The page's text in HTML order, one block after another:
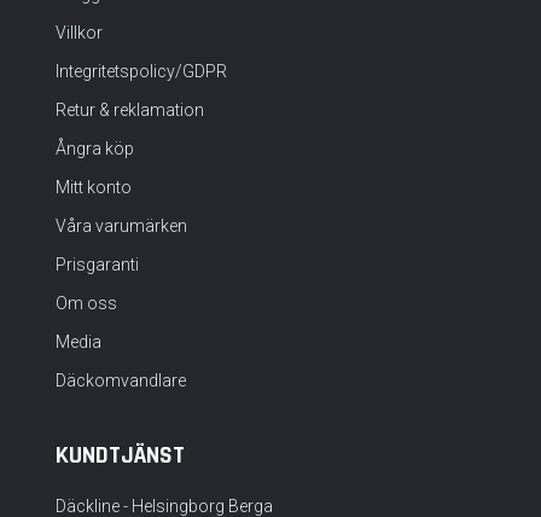
Villkor
Integritetspolicy/GDPR
Retur & reklamation
Ångra köp
Mitt konto
Våra varumärken
Prisgaranti
Om oss
Media
Däckomvandlare
KUNDTJÄNST
Däckline - Helsingborg Berga